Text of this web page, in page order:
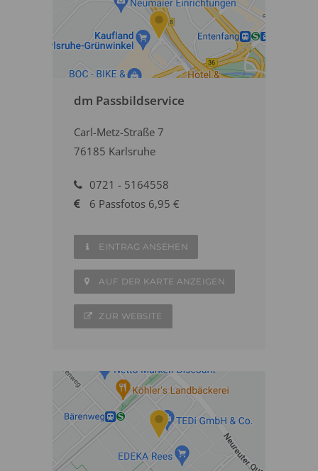
dm Passbildservice
Carl-Metz-Straße 7
76185 Karlsruhe
0721 - 5164558
6 Passfotos 6,95 €
EINTRAG ANSEHEN
AUF DER KARTE ANZEIGEN
ZUR WEBSITE